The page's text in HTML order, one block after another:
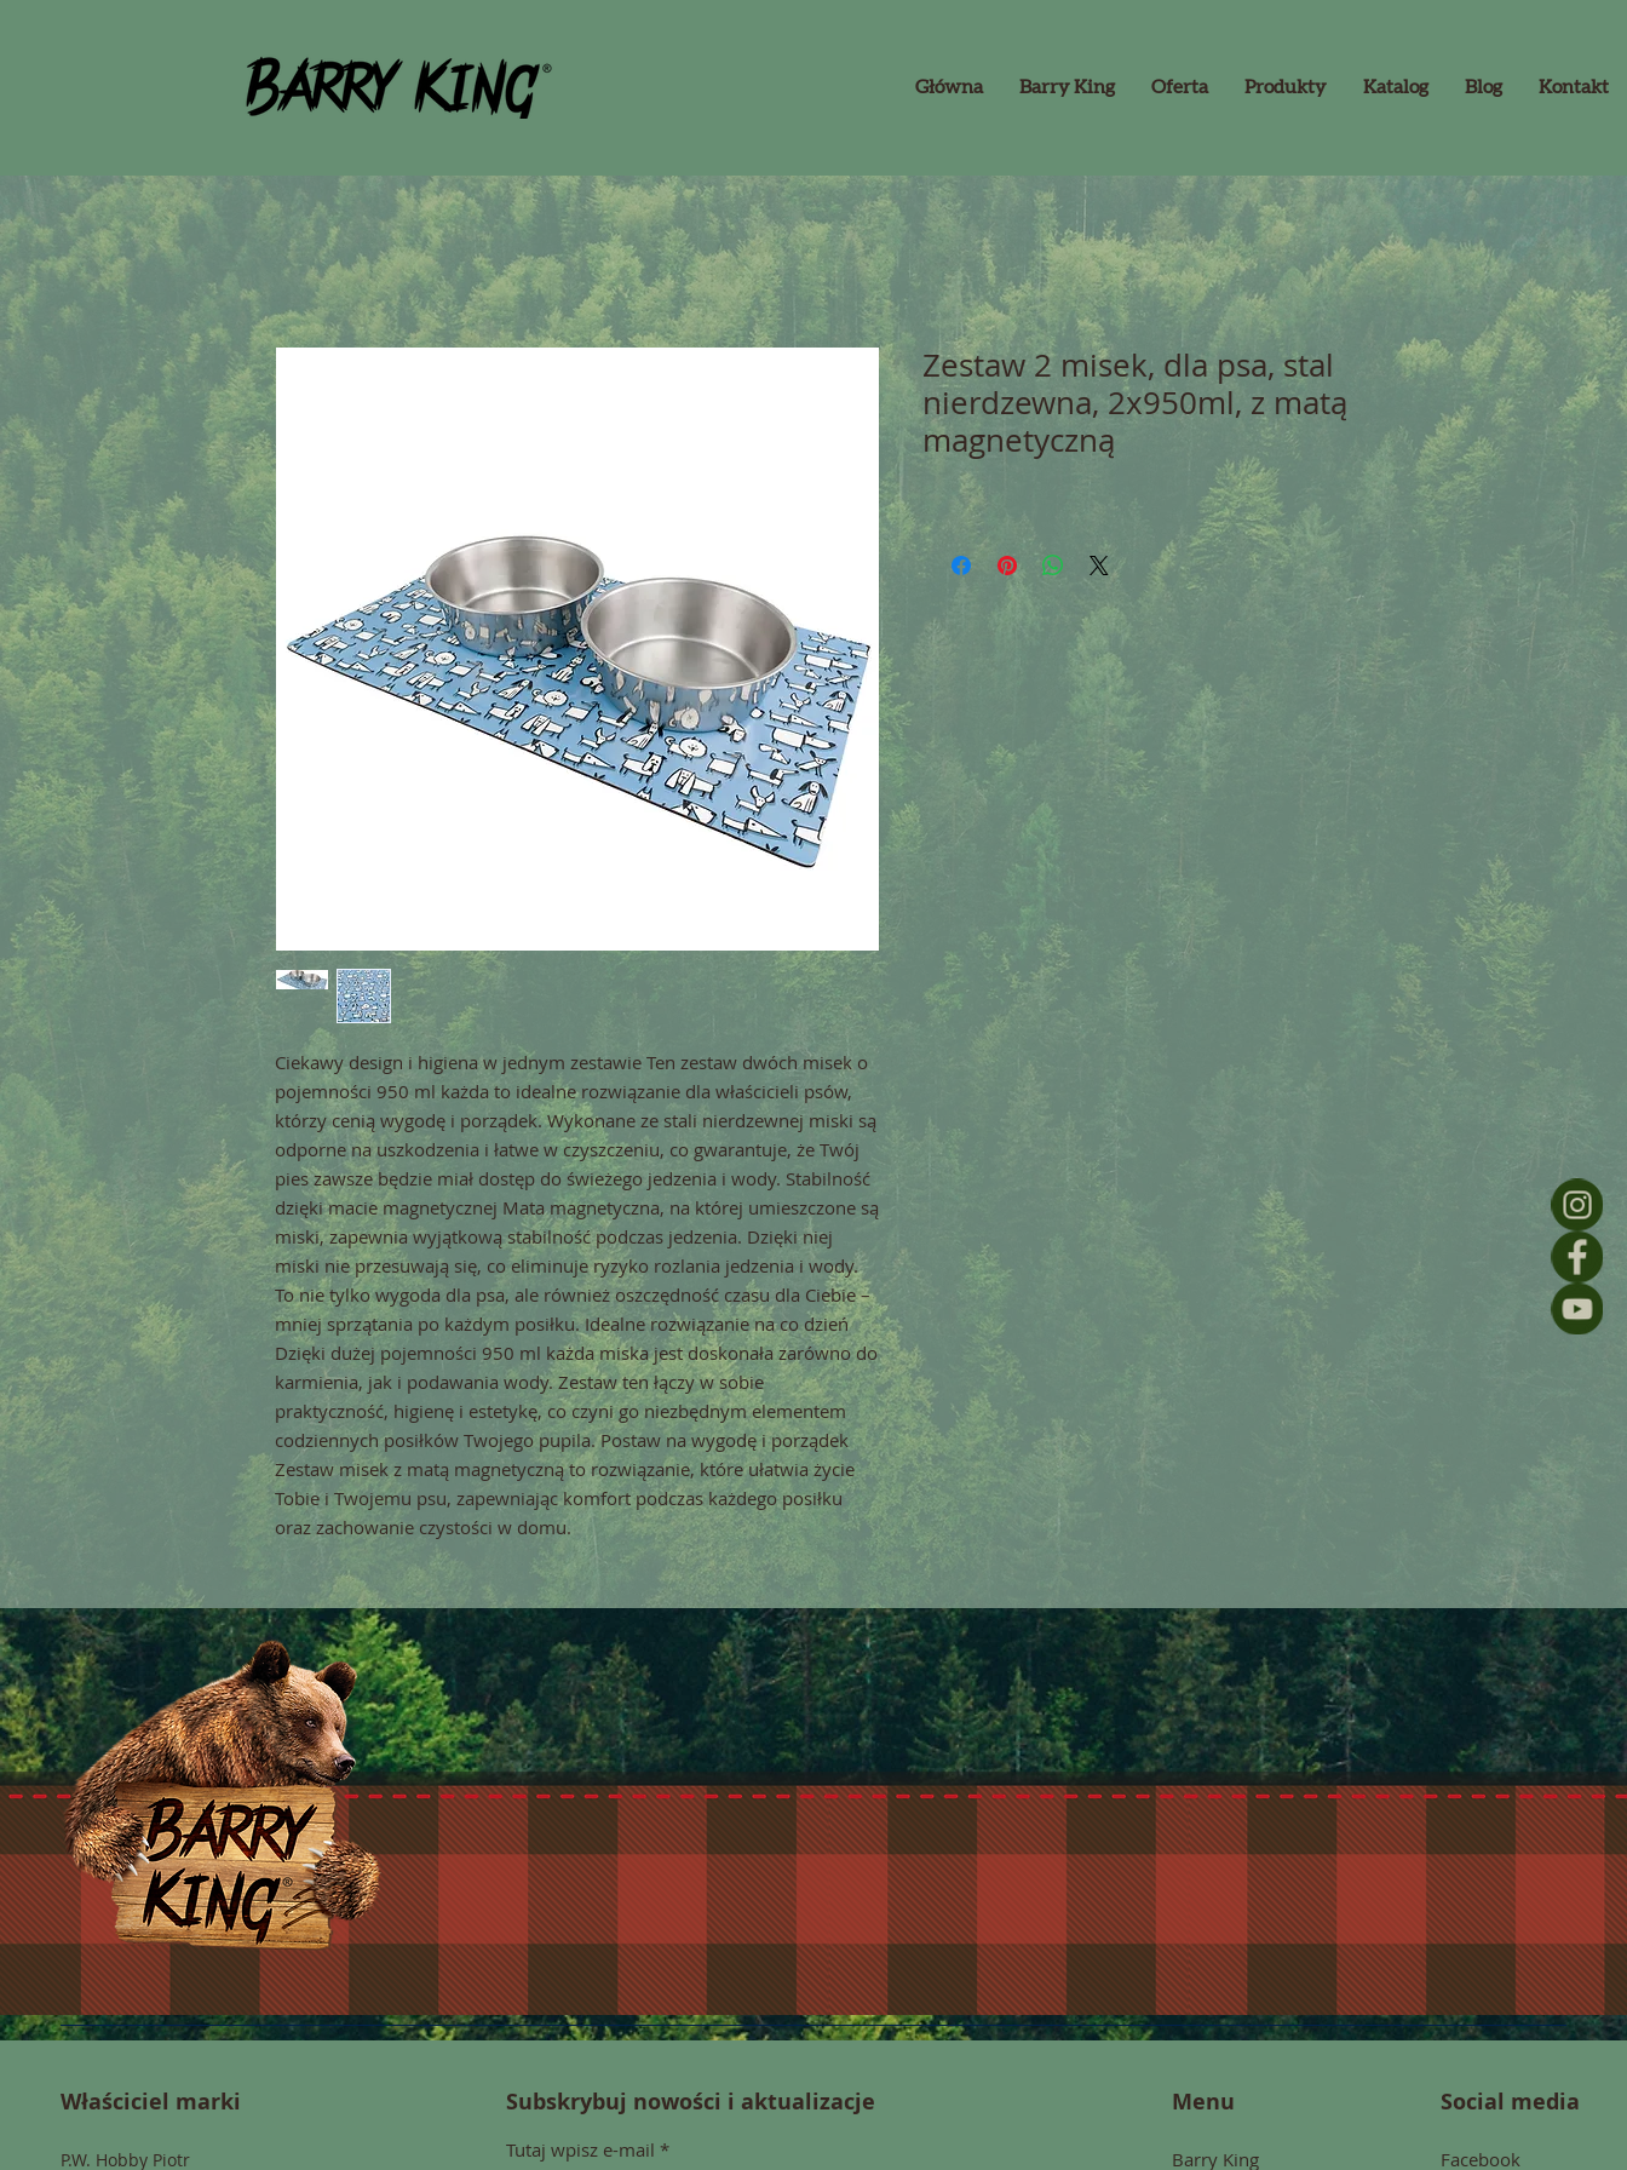
Główna Barry King Oferta Produkty Katalog Blog Kontakt
Ciekawy design i higiena w jednym zestawie Ten zestaw dwóch misek o
pojemności 950 ml każda to idealne rozwiązanie dla właścicieli psów,
którzy cenią wygodę i porządek. Wykonane ze stali nierdzewnej miski są
odporne na uszkodzenia i łatwe w czyszczeniu, co gwarantuje, że Twój
pies zawsze będzie miał dostęp do świeżego jedzenia i wody. Stabilność
dzięki macie magnetycznej Mata magnetyczna, na której umieszczone są
miski, zapewnia wyjątkową stabilność podczas jedzenia. Dzięki niej
miski nie przesuwają się, co eliminuje ryzyko rozlania jedzenia i wody.
To nie tylko wygoda dla psa, ale również oszczędność czasu dla Ciebie –
mniej sprzątania po każdym posiłku. Idealne rozwiązanie na co dzień
Dzięki dużej pojemności 950 ml każda miska jest doskonała zarówno do
karmienia, jak i podawania wody. Zestaw ten łączy w sobie
praktyczność, higienę i estetykę, co czyni go niezbędnym elementem
codziennych posiłków Twojego pupila. Postaw na wygodę i porządek
Zestaw misek z matą magnetyczną to rozwiązanie, które ułatwia życie
Tobie i Twojemu psu, zapewniając komfort podczas każdego posiłku
oraz zachowanie czystości w domu.
Zestaw 2 misek, dla psa, stal
nierdzewna, 2x950ml, z matą
magnetyczną
Właściciel marki
P.W. Hobby Piotr
Subskrybuj nowości i aktualizacje
Tutaj wpisz e-mail
Menu
Barry King
Social media
Facebook